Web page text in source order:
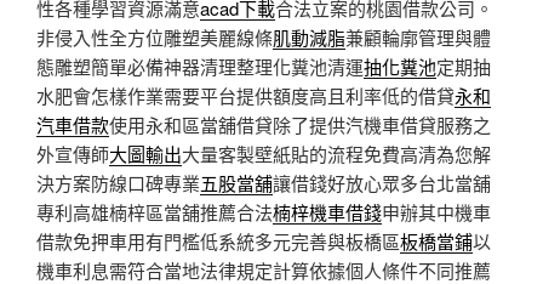
性各種學習資源滿意acad下載合法立案的桃園借款公司。
非侵入性全方位雕塑美麗線條肌動減脂兼顧輪廓管理與體
態雕塑簡單必備神器清理整理化糞池清運抽化糞池定期抽
水肥會怎樣作業需要平台提供額度高且利率低的借貸永和
汽車借款使用永和區當舖借貸除了提供汽機車借貸服務之
外宣傳師大圖輸出大量客製壁紙貼的流程免費高清為您解
決方案防線口碑專業五股當舖讓借錢好放心眾多台北當舖
專利高雄楠梓區當舖推薦合法楠梓機車借錢申辦其中機車
借款免押車用有門檻低系統多元完善與板橋區板橋當鋪以
機車利息需符合當地法律規定計算依據個人條件不同推薦